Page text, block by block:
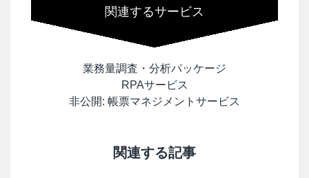
関連するサービス
業務量調査・分析パッケージ
RPAサービス
非公開: 帳票マネジメントサービス
関連する記事